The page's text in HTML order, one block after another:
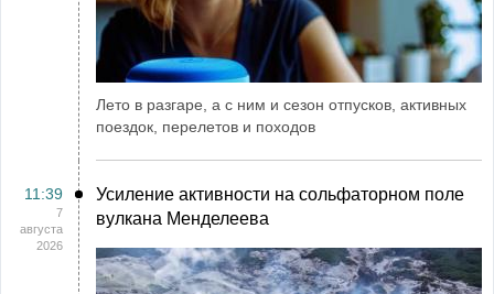
Лето в разгаре, а с ним и сезон отпусков, активных
поездок, перелетов и походов
11:39
7
августа
2026
Усиление активности на сольфаторном поле
вулкана Менделеева